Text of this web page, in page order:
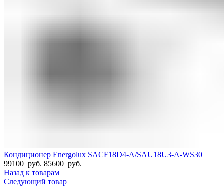
Кондиционер Energolux SACF18D4-A/SAU18U3-A-WS30
99100руб. Первоначальная
цена
составляла
85600 руб.
Назад к товарам
Следующий товар